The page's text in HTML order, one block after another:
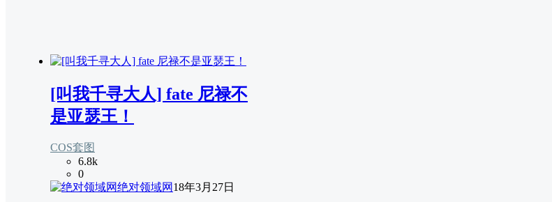
[叫我千寻大人] fate 尼禄不
是亚瑟王！
COS套图
6.8k
0
绝对领域网 18年3月27日